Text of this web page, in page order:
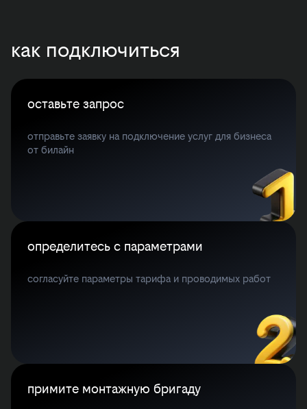
как подключиться
оставьте запрос
отправьте заявку на подключение услуг для бизнеса
от билайн
определитесь с параметрами
согласуйте параметры тарифа и проводимых работ
примите монтажную бригаду